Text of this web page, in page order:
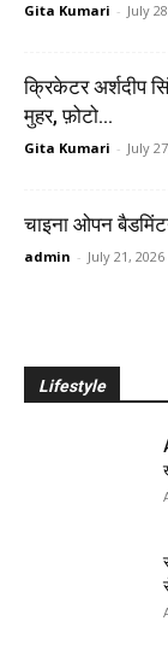
Gita Kumari - July
क्रिकेटर अर्शदीप
मुहर, फ़ोटो...
Gita Kumari - July
चाइना ओपन
admin - July 21, 2026
Lifestyle